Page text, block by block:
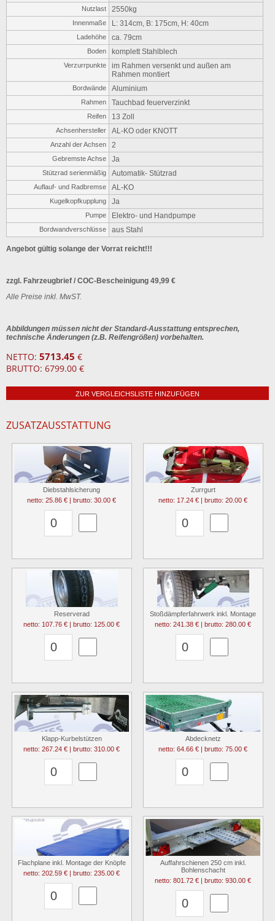
Nutzlast 2550kg
Innenmaße L: 314cm, B: 175cm, H: 40cm
Ladehöhe ca. 79cm
Boden komplett Stahlblech
Verzurrpunkte
im Rahmen versenkt und außen am
Rahmen montiert
Bordwände Aluminium
Rahmen Tauchbad feuerverzinkt
Reifen 13 Zoll
Achsenhersteller AL-KO oder KNOTT
Anzahl der Achsen 2
Gebremste Achse Ja
Stützrad serienmäßig Automatik- Stützrad
Auflauf- und Radbremse AL-KO
Kugelkopfkupplung Ja
Pumpe Elektro- und Handpumpe
Bordwandverschlüsse aus Stahl
Angebot gültig solange der Vorrat reicht!!!
zzgl. Fahrzeugbrief / COC-Bescheinigung 49,99 €
Alle Preise inkl. MwST.
Abbildungen müssen nicht der Standard-Ausstattung entsprechen,
technische Änderungen (z.B. Reifengrößen) vorbehalten.
NETTO: 5713.45 €
BRUTTO: 6799.00 €
ZUR VERGLEICHSLISTE HINZUFÜGEN
ZUSATZAUSSTATTUNG
Diebstahlsicherung
netto: 25.86 € | brutto: 30.00 €
Zurrgurt
netto: 17.24 € | brutto: 20.00 €
Reserverad
netto: 107.76 € | brutto: 125.00 €
Stoßdämpferfahrwerk inkl. Montage
netto: 241.38 € | brutto: 280.00 €
Klapp-Kurbelstützen
netto: 267.24 € | brutto: 310.00 €
Abdecknetz
netto: 64.66 € | brutto: 75.00 €
Flachplane inkl. Montage der Knöpfe
netto: 202.59 € | brutto: 235.00 €
Auffahrschienen 250 cm inkl.
Bohlenschacht
netto: 801.72 € | brutto: 930.00 €